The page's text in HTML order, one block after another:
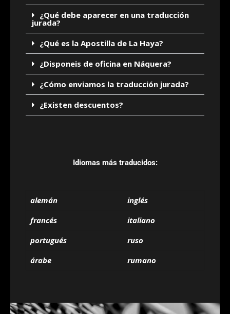
¿Qué debe aparecer en una traducción
jurada?
¿Qué es la Apostilla de La Haya?
¿Disponeis de oficina en Náquera?
¿Cómo enviamos la traducción jurada?
¿Existen descuentos?
Idiomas más traducidos:
alemán
inglés
francés
italiano
portugués
ruso
árabe
rumano